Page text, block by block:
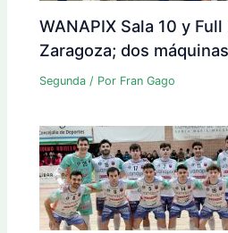
WANAPIX Sala 10 y Full
Zaragoza; dos
Segunda / Por Fran Gago